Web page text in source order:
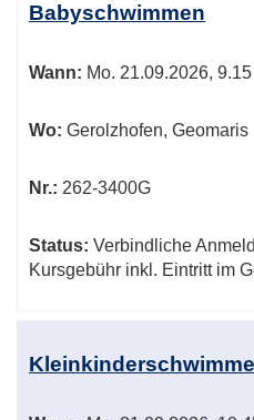
Babyschwimmen
Wann: Mo. 21.09.2026,
Wo: Gerolzhofen, Geomaris
Nr.: 262-3400G
Status: Verbindliche
Kursgebühr inkl. Eintritt im